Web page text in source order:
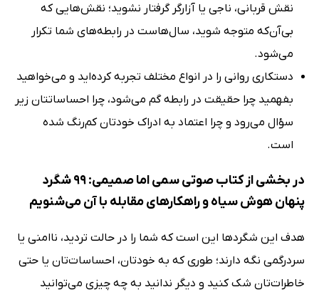
نقش قربانی، ناجی یا آزارگر گرفتار نشوید؛ نقش‌هایی که
بی‌آن‌که متوجه شوید، سال‌هاست در رابطه‌های شما تکرار
می‌شود.
دستکاری روانی را در انواع مختلف تجربه کرده‌اید و می‌خواهید
بفهمید چرا حقیقت در رابطه گم می‌شود، چرا احساساتتان زیر
سؤال می‌رود و چرا اعتماد به ادراک خودتان کم‌رنگ شده
است.
در بخشی از کتاب صوتی سمی اما صمیمی: 99 شگرد
پنهان هوش سیاه و راهکارهای مقابله با آن می‌شنویم
هدف این شگردها این است که شما را در حالت تردید، ناامنی یا
سردرگمی نگه دارند؛ طوری که به خودتان، احساسات‌تان یا حتی
خاطرات‌تان شک کنید و دیگر ندانید به چه چیزی می‌توانید